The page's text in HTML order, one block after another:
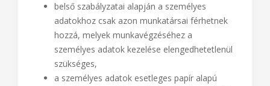
belső szabályzatai alapján a személyes
adatokhoz csak azon munkatársai férhetnek
hozzá, melyek munkavégzéséhez a
személyes adatok kezelése elengedhetetlenül
szükséges,
a személyes adatok esetleges papír alapú